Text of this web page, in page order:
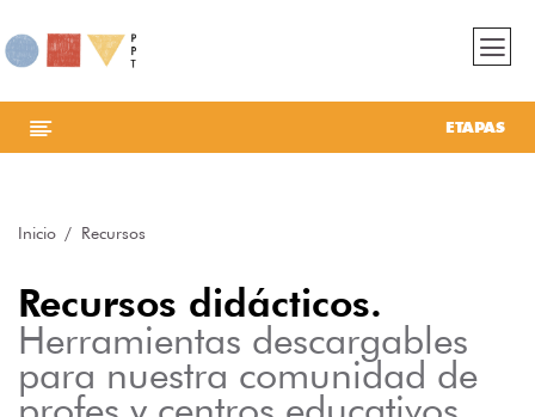
ETAPAS
Inicio Recursos
Recursos didácticos.
Herramientas descargables
para nuestra comunidad de